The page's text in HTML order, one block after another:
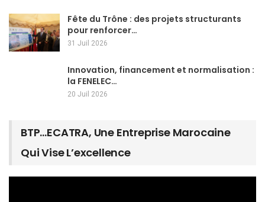
Fête du Trône : des projets structurants
pour renforcer…
31 Juil 2026
Innovation, financement et normalisation :
la FENELEC…
20 Juil 2026
BTP…ECATRA, Une Entreprise Marocaine
Qui Vise L’excellence